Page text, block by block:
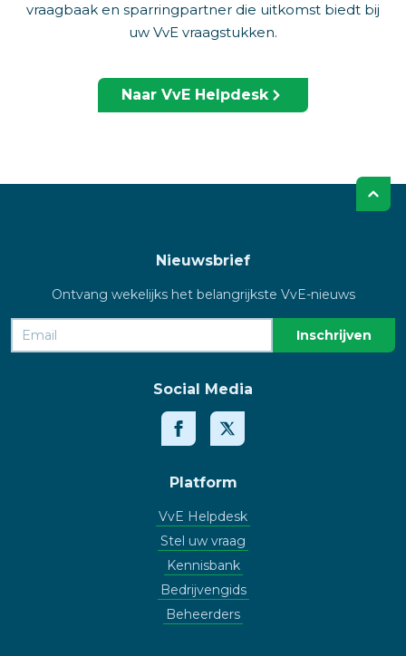
vraagbaak en sparringpartner die uitkomst biedt bij
uw VvE vraagstukken.
Naar VvE Helpdesk
Nieuwsbrief
Ontvang wekelijks het belangrijkste VvE-nieuws
Social Media
Platform
VvE Helpdesk
Stel uw vraag
Kennisbank
Bedrijvengids
Beheerders